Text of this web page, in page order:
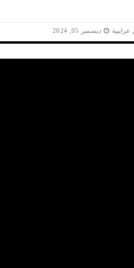
ديسمبر 05, 2024